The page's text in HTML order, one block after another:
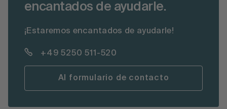
encantados de ayudarle.
¡Estaremos encantados de ayudarle!
+49 5250 511-520
Al formulario de contacto